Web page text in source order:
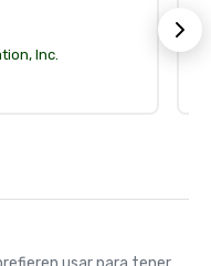
Inc.